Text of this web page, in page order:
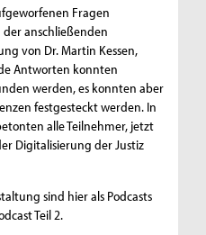
Fragen
anschließenden
von Dr. Martin Kessen,
Antworten konnten
werden, es konnten aber
festgesteckt werden. In
alle Teilnehmer, jetzt
Digitalisierung der Justiz
sind hier als Podcasts
Teil 2.